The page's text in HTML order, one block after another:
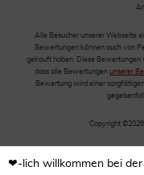
Alle Besucher unserer Webseite
Bewertungen können auch von
gekauft haben. Diese Bewertungen
dass alle Bewertungen unserer
Bewertung wird einer
Copyright
❤-lich willkommen bei der